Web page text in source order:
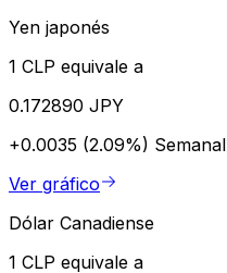
Yen japonés
1 CLP equivale a
0.172890 JPY
+0.0035 (2.09%) Semanal
Ver gráfico
Dólar Canadiense
1 CLP equivale a